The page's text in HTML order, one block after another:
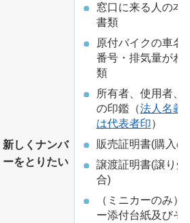
新しくナンバ
ーをとりたい
窓口に来る人の本
書類
原付バイクの車名
番号・排気量がわ
類
所有者、使用者、
の印鑑（法人名義
は代表者印）
販売証明書(購入の
譲渡証明書(譲り受
合)
（ミニカーのみ）
ー添付台紙及びそ